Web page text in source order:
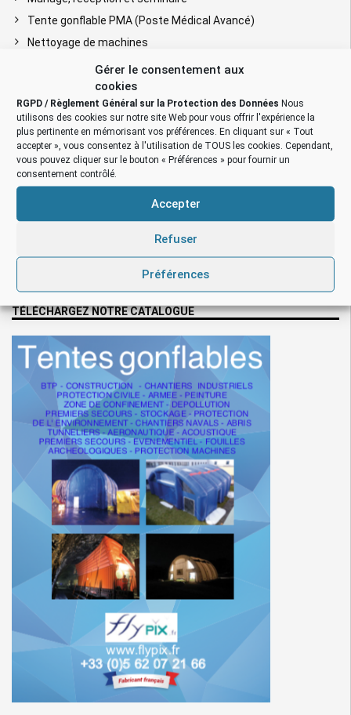
Gérer le consentement aux
cookies
RGPD / Règlement Général sur la Protection des Données Nous
utilisons des cookies sur notre site Web pour vous offrir l'expérience la
plus pertinente en mémorisant vos préférences. En cliquant sur « Tout
accepter », vous consentez à l'utilisation de TOUS les cookies. Cependant,
vous pouvez cliquer sur le bouton « Préférences » pour fournir un
consentement contrôlé.
Accepter
Refuser
Préférences
Tente gonflable PMA (Poste Médical Avancé)
Nettoyage de machines
Chantier BTP, rénovation & construction
Chantier aéronautique
Chantier ferroviaire
Chantier tunnel, mine et métro
Cabine de peinture gonflable
Fouille archéologique & médecine légale
Barnum gonflable publicitaire
Barnum « bar/bistrot/snack »
TÉLÉCHARGEZ NOTRE CATALOGUE